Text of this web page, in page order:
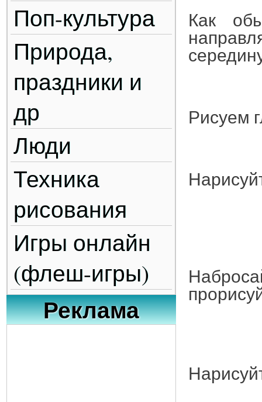
Как
Рисуем
Поп-культура
Природа,
праздники и
др
Люди
Техника
рисования
Игры онлайн
(флеш-игры)
Реклама